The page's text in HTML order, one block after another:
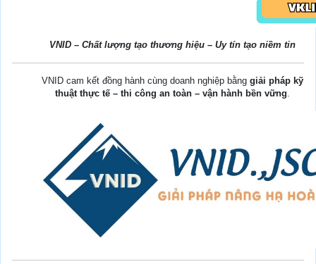
VNID – Chất lượng tạo thương hiệu – Uy tín tạo niềm tin
VNID cam kết đồng hành cùng doanh nghiệp bằng giải pháp kỹ
thuật thực tế – thi công an toàn – vận hành bền vững.